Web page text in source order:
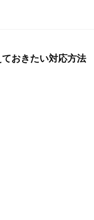
おきたい対応方法